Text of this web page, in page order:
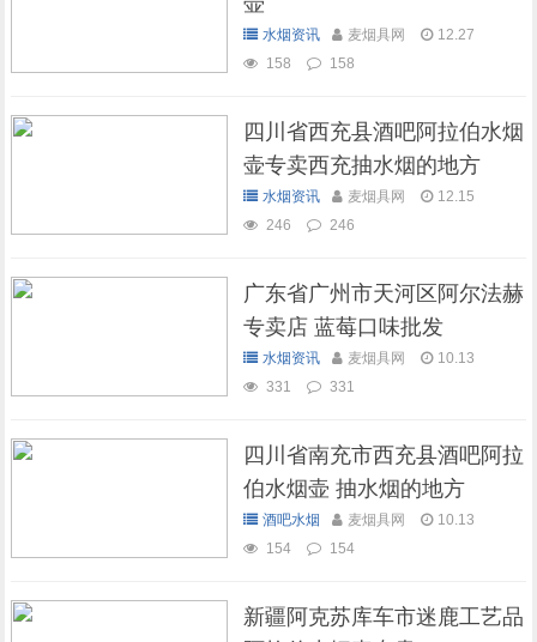
水烟资讯 麦烟具网
12.27
158
158
四川省西充县酒吧阿拉伯水烟
壶专卖西充抽水烟的地方
水烟资讯 麦烟具网
12.15
246
246
广东省广州市天河区阿尔法赫
专卖店 蓝莓口味批发
水烟资讯 麦烟具网
10.13
331
331
四川省南充市西充县酒吧阿拉
伯水烟壶 抽水烟的地方
酒吧水烟 麦烟具网
10.13
154
154
新疆阿克苏库车市迷鹿工艺品